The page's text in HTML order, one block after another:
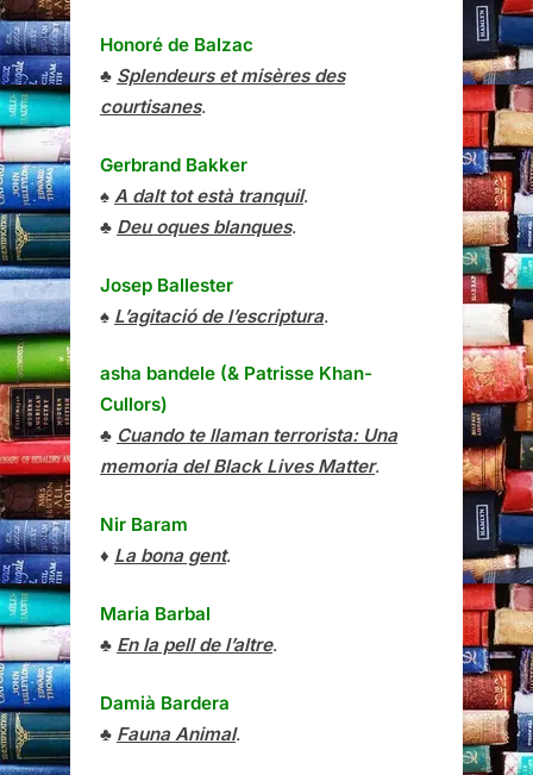
Honoré de Balzac
♣ Splendeurs et misères des
courtisanes.
Gerbrand Bakker
♠ A dalt tot està tranquil.
♣ Deu oques blanques.
Josep Ballester
♠ L’agitació de l’escriptura.
asha bandele (& Patrisse Khan-
Cullors)
♣ Cuando te llaman terrorista: Una
memoria del Black Lives Matter.
Nir Baram
♦ La bona gent.
Maria Barbal
♣ En la pell de l’altre.
Damià Bardera
♣ Fauna Animal.